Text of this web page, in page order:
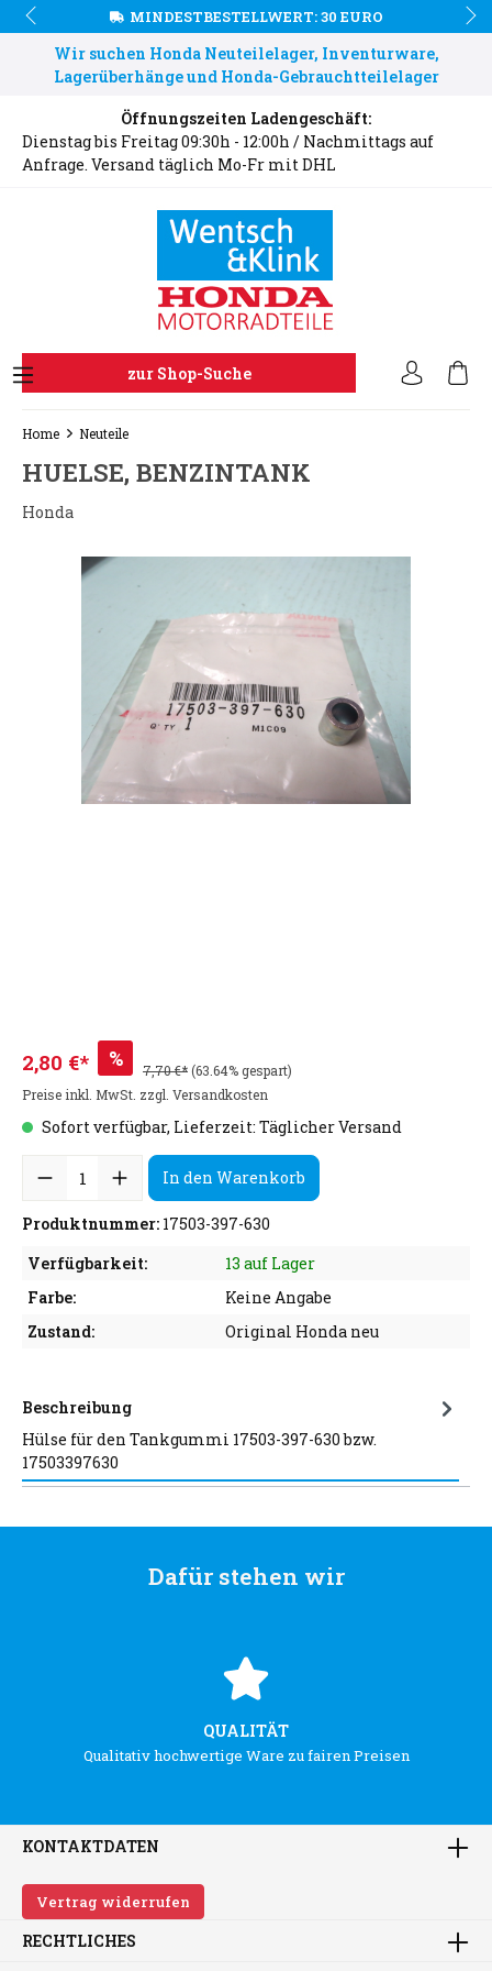
MINDESTBESTELLWERT: 30 EURO
Wir suchen Honda Neuteilelager, Inventurware,
Lagerüberhänge und Honda-Gebrauchtteilelager
Öffnungszeiten Ladengeschäft:
Dienstag bis Freitag 09:30h - 12:00h / Nachmittags auf
Anfrage. Versand täglich Mo-Fr mit DHL
zur Shop-Suche
Home Neuteile
HUELSE, BENZINTANK
Honda
2,80 €* % 7,70 €*(63.64% gespart)
Preise inkl. MwSt. zzgl. Versandkosten
Sofort verfügbar, Lieferzeit: Täglicher Versand
In den Warenkorb
Produktnummer: 17503-397-630
Verfügbarkeit:
13 auf Lager
Farbe:
Keine Angabe
Zustand:
Original Honda neu
Beschreibung
Hülse für den Tankgummi 17503-397-630 bzw.
17503397630
Dafür stehen wir
QUALITÄT
Qualitativ hochwertige Ware zu fairen Preisen
KONTAKTDATEN
Vertrag widerrufen
RECHTLICHES